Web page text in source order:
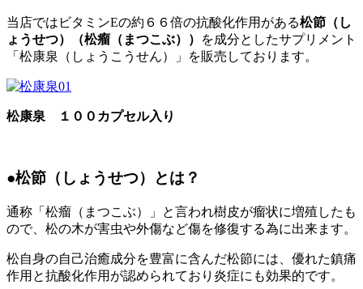
当店ではビタミンEの約６６倍の抗酸化作用がある松節（し
ょうせつ）（松瘤（まつこぶ））
を成分としたサプリメント
「松康泉（しょうこうせん）」を販売しております。
松康泉 １００カプセル入り
●松節（しょうせつ）とは？
通称「松瘤（まつこぶ）」と言われ樹皮が瘤状に増殖したも
ので、松の木が害虫や外傷など傷を修復する為に出来ます。
松自身の自己治癒成分を豊富に含んだ松節には、優れた鎮痛
作用と抗酸化作用が認められており炎症にも効果的です。